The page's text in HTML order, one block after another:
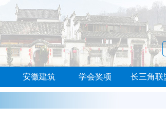
安徽建筑 学会奖项 长三角联